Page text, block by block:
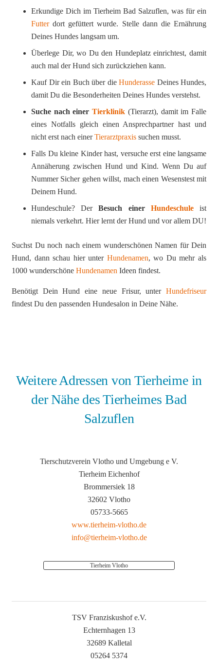
Erkundige Dich im Tierheim Bad Salzuflen, was für ein
Futterdort gefüttert wurde. Stelle dann die Ernährung
Deines Hundes langsam um.
Überlege Dir, wo Du den Hundeplatz einrichtest, damit
auch mal der Hund sich zurückziehen kann.
Kauf Dir ein Buch über die Hunderasse Deines Hundes,
damit Du die Besonderheiten Deines Hundes verstehst.
Suche nach einerTierklinik (Tierarzt), damit im Falle
eines Notfalls gleich einen Ansprechpartner hast und
nicht erst nach einerTierarztpraxis suchen musst.
Falls Du kleine Kinder hast, versuche erst eine langsame
Annäherung zwischen Hund und Kind. Wenn Du auf
Nummer Sicher gehen willst, mach einen Wesenstest mit
Deinem Hund.
Hundeschule? DerBesuch einer Hundeschule
ist
niemals verkehrt. Hier lernt der Hund und vor allem DU!
Suchst Du noch nach einem wunderschönen Namen für Dein
Hund, dann schau hier unter Hundenamen, wo Du mehr als
1000 wunderschöne Hundenamen Ideen findest.
Benötigt Dein Hund eine neue Frisur, unter Hundefriseur
findest Du den passenden Hundesalon in Deine Nähe.
Weitere Adressen von Tierheime in
der Nähe des Tierheimes Bad
Salzuflen
Tierschutzverein Vlotho und Umgebung e V.
Tierheim Eichenhof
Brommersiek 18
32602 Vlotho
05733-5665
www.tierheim-vlotho.de
info@tierheim-vlotho.de
Tierheim Vlotho
TSV Franziskushof e.V.
Echternhagen 13
32689 Kalletal
05264 5374